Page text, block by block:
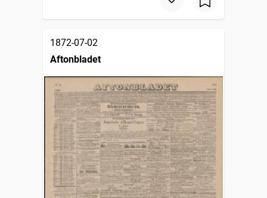
1872-07-02
Aftonbladet